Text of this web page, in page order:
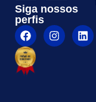
Siga nossos
perfis